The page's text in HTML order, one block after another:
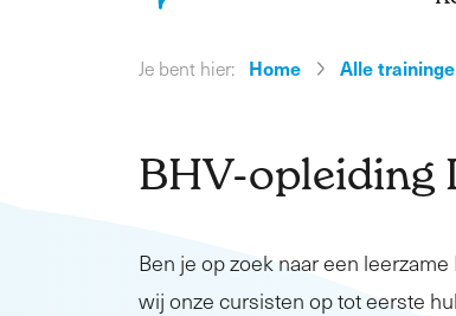
Je bent hier: Home Alle
BHV-opleiding
Ben je op zoek naar een
wij onze cursisten op tot eerste